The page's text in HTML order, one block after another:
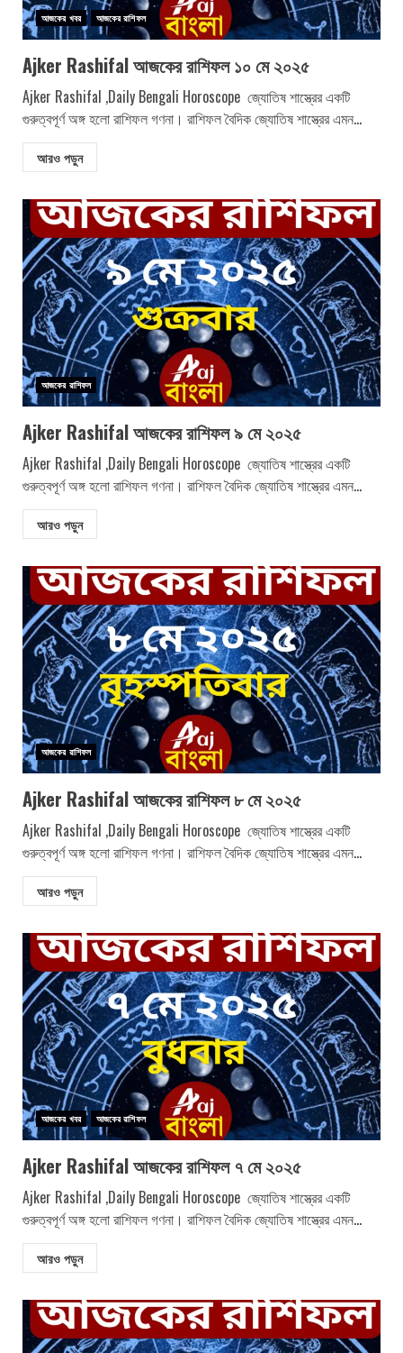
আজকের খবর আজকের রাশিফল
Ajker Rashifal আজকের রাশিফল ১০ মে ২০২৫
Ajker Rashifal ,Daily Bengali Horoscope জ্যোতিষ শাস্ত্রের একটি
গুরুত্বপূর্ণ অঙ্গ হলো রাশিফল গণনা। রাশিফল বৈদিক জ্যোতিষ শাস্ত্রের এমন...
আরও পড়ুন
আজকের রাশিফল
Ajker Rashifal আজকের রাশিফল ৯ মে ২০২৫
Ajker Rashifal ,Daily Bengali Horoscope জ্যোতিষ শাস্ত্রের একটি
গুরুত্বপূর্ণ অঙ্গ হলো রাশিফল গণনা। রাশিফল বৈদিক জ্যোতিষ শাস্ত্রের এমন...
আরও পড়ুন
আজকের রাশিফল
Ajker Rashifal আজকের রাশিফল ৮ মে ২০২৫
Ajker Rashifal ,Daily Bengali Horoscope জ্যোতিষ শাস্ত্রের একটি
গুরুত্বপূর্ণ অঙ্গ হলো রাশিফল গণনা। রাশিফল বৈদিক জ্যোতিষ শাস্ত্রের এমন...
আরও পড়ুন
আজকের খবর আজকের রাশিফল
Ajker Rashifal আজকের রাশিফল ৭ মে ২০২৫
Ajker Rashifal ,Daily Bengali Horoscope জ্যোতিষ শাস্ত্রের একটি
গুরুত্বপূর্ণ অঙ্গ হলো রাশিফল গণনা। রাশিফল বৈদিক জ্যোতিষ শাস্ত্রের এমন...
আরও পড়ুন